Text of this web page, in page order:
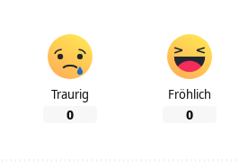
Traurig
0
Fröhlich
0